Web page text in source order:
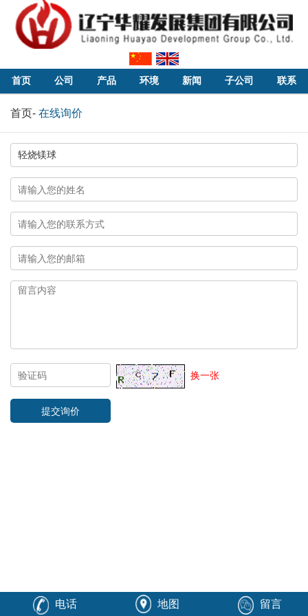
首页 公司 产品 环境 新闻 子公司 联系
首页- 在线询价
换一张
电话 地图 留言